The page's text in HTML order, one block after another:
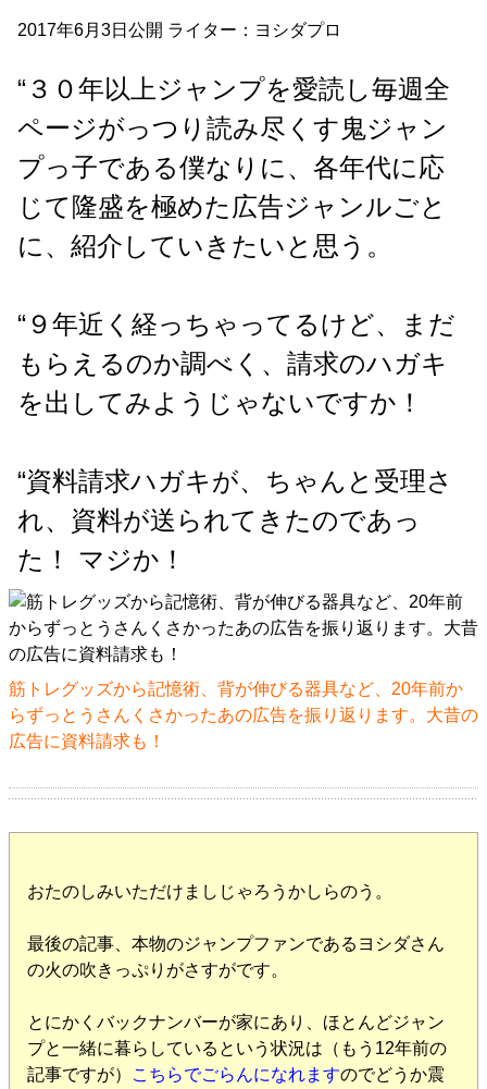
2017年6月3日公開 ライター：ヨシダプロ
“３０年以上ジャンプを愛読し毎週全
ページがっつり読み尽くす鬼ジャン
プっ子である僕なりに、各年代に応
じて隆盛を極めた広告ジャンルごと
に、紹介していきたいと思う。
“９年近く経っちゃってるけど、まだ
もらえるのか調べく、請求のハガキ
を出してみようじゃないですか！
“資料請求ハガキが、ちゃんと受理さ
れ、資料が送られてきたのであっ
た！ マジか！
筋トレグッズから記憶術、背が伸びる器具など、20年前か
らずっとうさんくさかったあの広告を振り返ります。大昔の
広告に資料請求も！
おたのしみいただけましじゃろうかしらのう。
最後の記事、本物のジャンプファンであるヨシダさん
の火の吹きっぷりがさすがです。
とにかくバックナンバーが家にあり、ほとんどジャン
プと一緒に暮らしているという状況は（もう12年前の
記事ですが）
こちらでごらんになれますのでどうか震